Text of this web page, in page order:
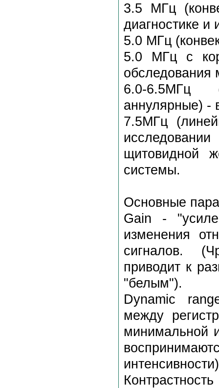
3.5 МГц
диагностике и
5.0 МГц
5.0 МГц с
обследования
6.0-6.5МГц
аннулярные) -
7.5МГц
щитовидной
системы.
Основные
Gain -
изменения
сигналов.
приводит к
"белым").
Dynamic
между
минимальной